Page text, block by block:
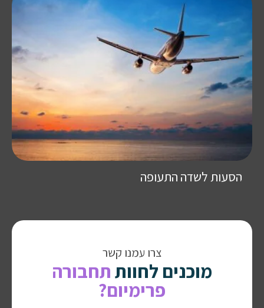
הסעות לשדה התעופה
צרו עמנו קשר
מוכנים לחוותתחבורה
פרימיום?